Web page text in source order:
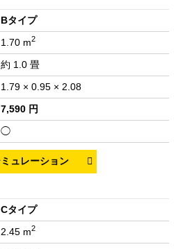
Bタイプ
1.70 m2
約 1.0 畳
1.79 × 0.95 × 2.08
7,590 円
◯
Cタイプ
2.45 m2